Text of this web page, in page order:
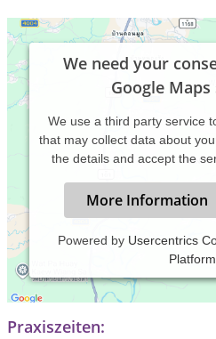
We need your
Google Maps
We use a third party service
that may collect data about
the details and accept the
More Information
Powered by Usercentrics
Platform
Coaching, Yoga und Meditation/
Präsenztermine
Praxiszeiten: